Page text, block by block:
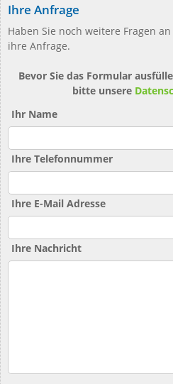
Ihre Anfrage
Haben Sie noch weitere Fragen
ihre Anfrage.
Bevor Sie das Formular
bitte unsere
Ihr Name
Ihre Telefonnummer
Ihre E-Mail Adresse
Ihre Nachricht